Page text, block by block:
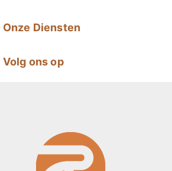
Minivanverhuur op Kreta
Hybride Auto Huren Kreta
Elektrische Auto huren Kreta
Onze Diensten
Locaties
Volg ons op